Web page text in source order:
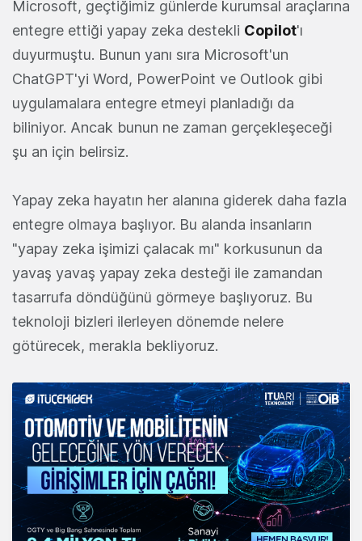
Microsoft, geçtiğimiz günlerde kurumsal araçlarına
entegre ettiği yapay zeka destekli Copilot'ı
duyurmuştu. Bunun yanı sıra Microsoft'un
ChatGPT'yi Word, PowerPoint ve Outlook gibi
uygulamalara entegre etmeyi planladığı da
biliniyor. Ancak bunun ne zaman gerçekleşeceği
şu an için belirsiz.
Yapay zeka hayatın her alanına giderek daha fazla
entegre olmaya başlıyor. Bu alanda insanların
"yapay zeka işimizi çalacak mı" korkusunun da
yavaş yavaş yapay zeka desteği ile zamandan
tasarrufa döndüğünü görmeye başlıyoruz. Bu
teknoloji bizleri ilerleyen dönemde nelere
götürecek, merakla bekliyoruz.